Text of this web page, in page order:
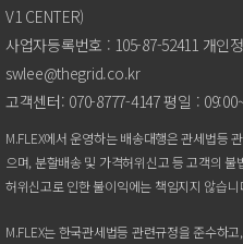
V1CENTER)
사업자등록번호:105-87-52411개인
swlee@thegrid.co.kr
고객센터:070-8777-4147평일
M.FLEX에서운영하는배송대행은관세법등
으며,분할배송및가격허위신고등고객의불
허위신고로인한불이익에는책임지지않습니
M.FLEX는한국관세법등관련규정을준수하